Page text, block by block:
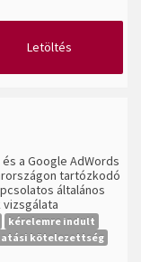
Letöltés
a Google AdWords
tartózkodó
általános
kérelemre indult
kötelezettség